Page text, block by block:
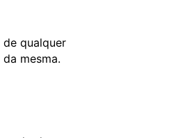
qualquer
mesma.